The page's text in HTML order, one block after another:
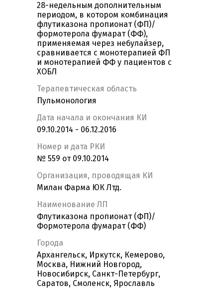
28-недельным дополнительным
периодом, в котором комбинация
флутиказона пропионат (ФП)/
формотерола фумарат (ФФ),
применяемая через небулайзер,
сравнивается с монотерапией ФП
и монотерапией ФФ у пациентов с
ХОБЛ
Терапевтическая область
Пульмонология
Дата начала и окончания КИ
09.10.2014 - 06.12.2016
Номер и дата РКИ
№ 559 от 09.10.2014
Организация, проводящая КИ
Милан Фарма ЮК Лтд.
Наименование ЛП
Флутиказона пропионат (ФП)/
Формотерола фумарат (ФФ)
Города
Архангельск, Иркутск, Кемерово,
Москва, Нижний Новгород,
Новосибирск, Санкт-Петербург,
Саратов, Смоленск, Ярославль